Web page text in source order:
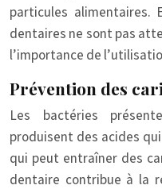
particules alimentaires.
dentaires ne sont pas
l’importance de
Prévention des
Les bactéries
produisent des acides
qui peut entraîner des
dentaire contribue à la